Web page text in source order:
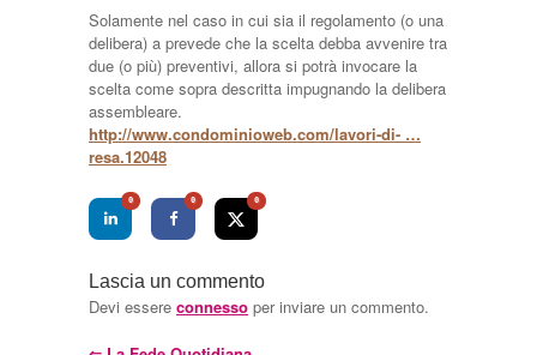
Solamente nel caso in cui sia il regolamento (o una
delibera) a prevede che la scelta debba avvenire tra
due (o più) preventivi, allora si potrà invocare la
scelta come sopra descritta impugnando la delibera
assembleare.
http://www.condominioweb.com/lavori-di- …
resa.12048
0 0 0
Lascia un commento
Devi essere connesso per inviare un commento.